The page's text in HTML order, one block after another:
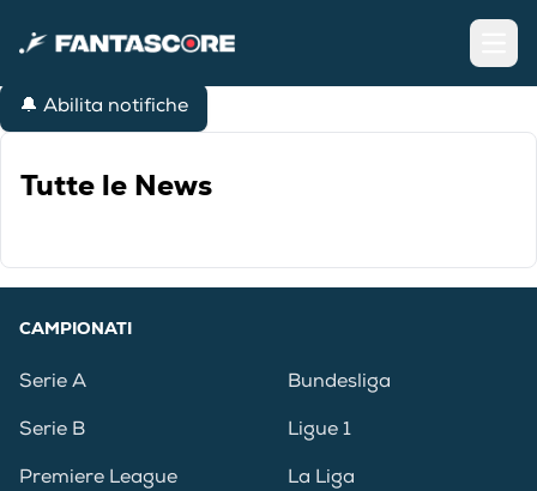
🔔 Abilita notifiche
Tutte le News
CAMPIONATI
Serie A
Serie B
Premiere League
Bundesliga
Ligue 1
La Liga